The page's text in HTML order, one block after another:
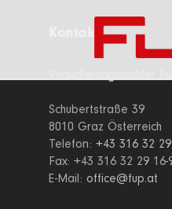
Schubertstraße 39
8010 Graz Österreich
Telefon: +43 316 32
Fax: +43 316 32 29 16-
E-Mail: office@fup.at